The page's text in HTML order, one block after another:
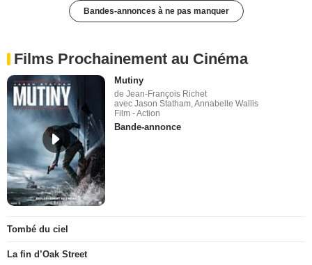
Bandes-annonces à ne pas manquer
Films Prochainement au Cinéma
Mutiny
de Jean-François Richet
avec Jason Statham, Annabelle Wallis
Film - Action
Bande-annonce
Tombé du ciel
La fin d’Oak Street